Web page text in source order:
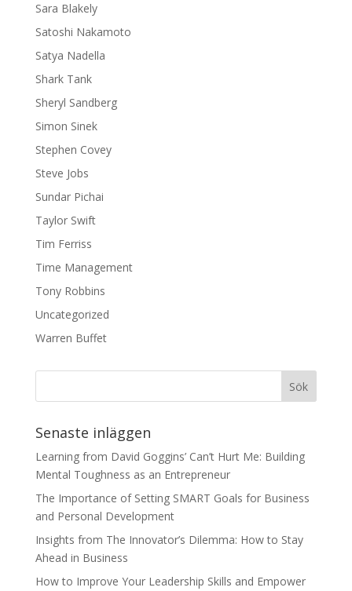
Sara Blakely
Satoshi Nakamoto
Satya Nadella
Shark Tank
Sheryl Sandberg
Simon Sinek
Stephen Covey
Steve Jobs
Sundar Pichai
Taylor Swift
Tim Ferriss
Time Management
Tony Robbins
Uncategorized
Warren Buffet
Senaste inläggen
Learning from David Goggins’ Can’t Hurt Me: Building
Mental Toughness as an Entrepreneur
The Importance of Setting SMART Goals for Business
and Personal Development
Insights from The Innovator’s Dilemma: How to Stay
Ahead in Business
How to Improve Your Leadership Skills and Empower